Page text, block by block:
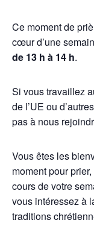
Ce moment de
cœur d’une
de 13 h à 14 h.
Si vous travaillez
de l’UE ou
pas à nous
Vous êtes les
moment pour
cours de votre
vous intéressez à
traditions